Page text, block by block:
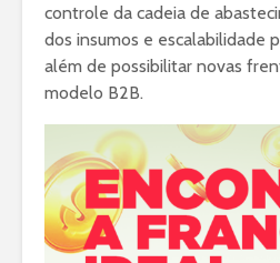
controle da cadeia de
dos insumos e escalabilidade
além de possibilitar novas
modelo B2B.